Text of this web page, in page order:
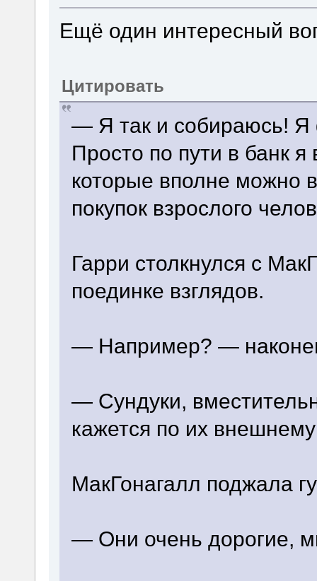
Ещё один интересный
Цитировать
— Я так и собираюсь! Я
Просто по пути в банк
которые вполне можно
покупок взрослого
Гарри столкнулся с
поединке взглядов.
— Например? —
— Сундуки,
кажется по их
МакГонагалл поджала
— Они очень дорогие,